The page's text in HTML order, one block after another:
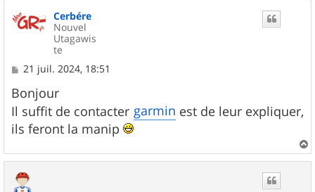
Cerbére
Nouvel
Utagawis
te
M
s
s
a
g
e
21 juil. 2024, 18:51
Bonjour
Il suffit de contacter garmin est de leur expliquer,
ils feront la manip
a